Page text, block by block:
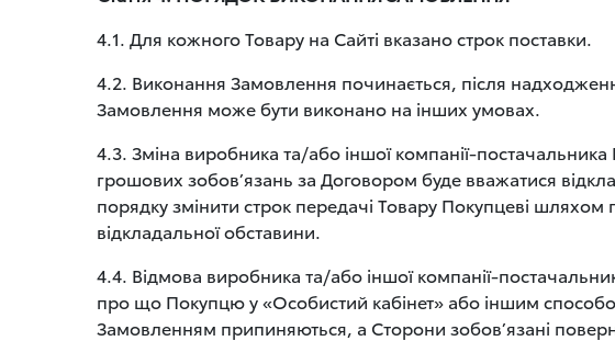
4.1. Для кожного Товару на Сайті вказано строк поставки.
4.2. Виконання Замовлення починається, після
Замовлення може бути виконано на інших умовах.
4.3. Зміна виробника та/або іншої компанії-
грошових зобов’язань за Договором буде вважатися
порядку змінити строк передачі Товару Покупцеві
відкладальної обставини.
4.4. Відмова виробника та/або іншої компанії-
про що Покупцю у «Особистий кабінет» або іншим
Замовленням припиняються, а Сторони зобов’язані